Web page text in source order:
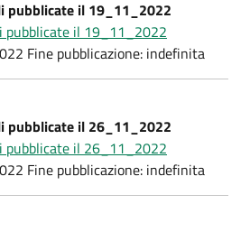
pubblicate il 19_11_2022
pubblicate il 19_11_2022
Fine pubblicazione: indefinita
pubblicate il 26_11_2022
pubblicate il 26_11_2022
Fine pubblicazione: indefinita